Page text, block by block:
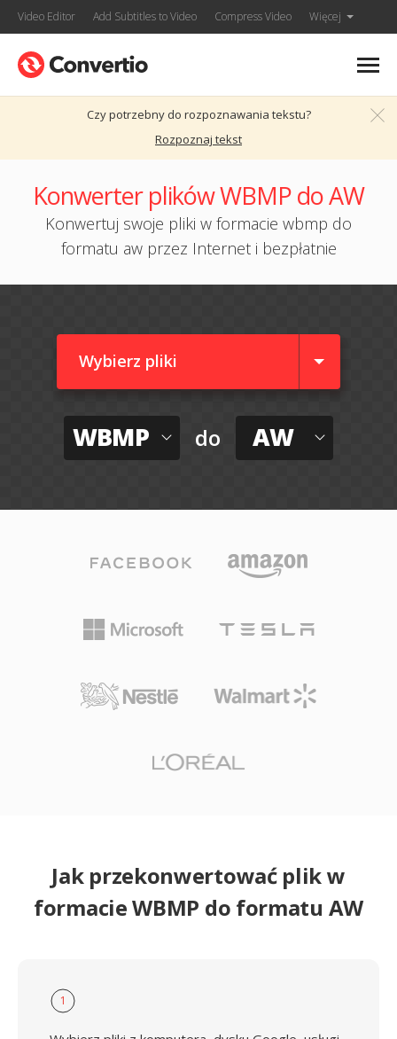
Video Editor Add Subtitles to Video Compress Video Więcej
Czy potrzebny do rozpoznawania tekstu?
Rozpoznaj tekst
Konwerter plików WBMP do AW
Konwertuj swoje pliki w formacie wbmp do
formatu aw przez Internet i bezpłatnie
Wybierz pliki
WBMP do AW
Jak przekonwertować plik w
formacie WBMP do formatu AW
1